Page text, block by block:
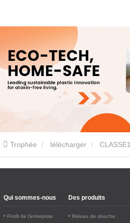
Trophée télécharger CLASSE1
Qui sommes-nous
Profil de l’entreprise
Des produits
Rideau de douche